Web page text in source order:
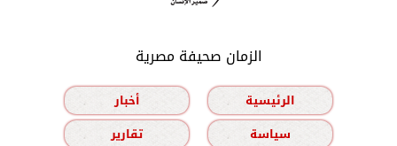
الزمان صحيفة مصرية
الرئيسية
أخبار
سياسة
تقارير